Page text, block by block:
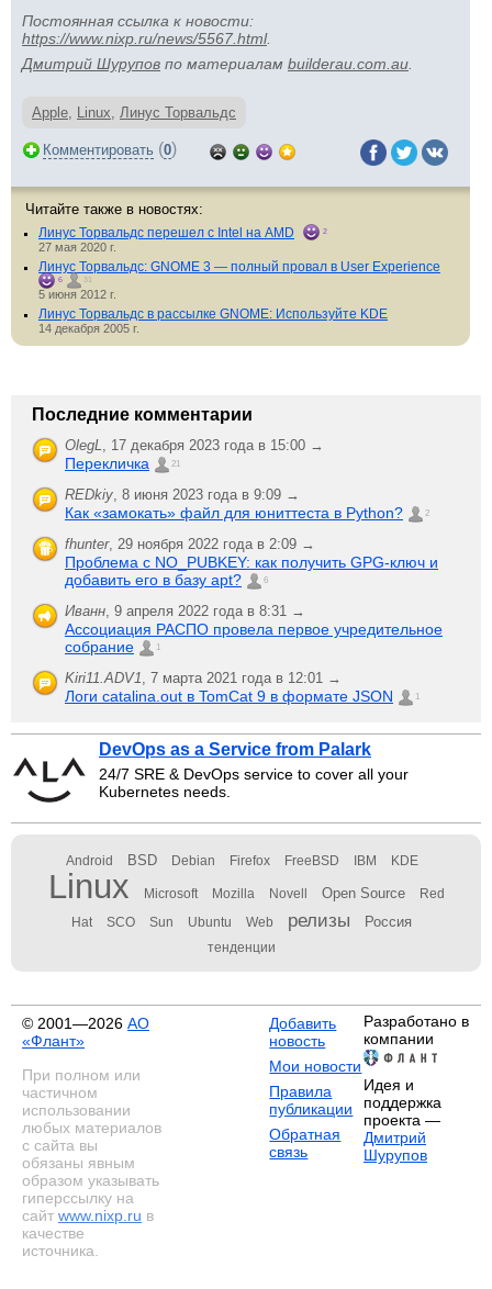
Постоянная ссылка к новости:
https://www.nixp.ru/news/5567.html.
Дмитрий Шурупов по материалам builderau.com.au
Apple, Linux, Линус Торвальдс
Комментировать (0)
Читайте также в новостях:
Линус Торвальдс перешел с Intel на AMD 2
27 мая 2020 г.
Линус Торвальдс: GNOME 3 — полный провал в User Experience
6 31
5 июня 2012 г.
Линус Торвальдс в рассылке GNOME: Используйте KDE
14 декабря 2005 г.
Последние комментарии
OlegL, 17 декабря 2023 года в 15:00 →
Перекличка 21
REDkiy, 8 июня 2023 года в 9:09 →
Как «замокать» файл для юниттеста в Python? 2
fhunter, 29 ноября 2022 года в 2:09 →
Проблема с NO_PUBKEY: как получить GPG-ключ и
добавить его в базу apt?
6
Иванн, 9 апреля 2022 года в 8:31 →
Ассоциация РАСПО провела первое учредительное
собрание
1
Kiri11.ADV1, 7 марта 2021 года в 12:01 →
Логи catalina.out в TomCat 9 в формате JSON 1
DevOps as a Service from Palark
24/7 SRE & DevOps service to cover all your
Kubernetes needs.
Android BSD Debian Firefox FreeBSD IBM KDE
Linux Microsoft Mozilla Novell Open Source Red
Hat SCO Sun Ubuntu Web релизы Россия
тенденции
© 2001—2026 АО
«Флант»
При полном или
частичном
использовании
любых материалов
с сайта вы
обязаны явным
образом указывать
гиперссылку на
сайт www.nixp.ru в
качестве
источника.
Добавить
новость
Мои новости
Правила
публикации
Обратная
связь
Разработано в
компании
Идея и
поддержка
проекта —
Дмитрий
Шурупов